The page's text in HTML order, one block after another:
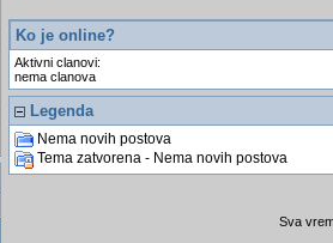
Ko je online?
Aktivni clanovi:
nema clanova
Legenda
Nema novih postova
Tema zatvorena - Nema novih postova
Sva